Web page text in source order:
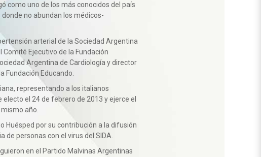
como uno de los más conocidos del país
no abundan los médicos-
arterial de la Sociedad Argentina
Comité Ejecutivo de la Fundación
Argentina de Cardiología y director
Fundación Educando.
representando a los italianos
el 24 de febrero de 2013 y ejerce el
año.
Huésped por su contribución a la difusión
de personas con el virus del SIDA.
en el Partido Malvinas Argentinas